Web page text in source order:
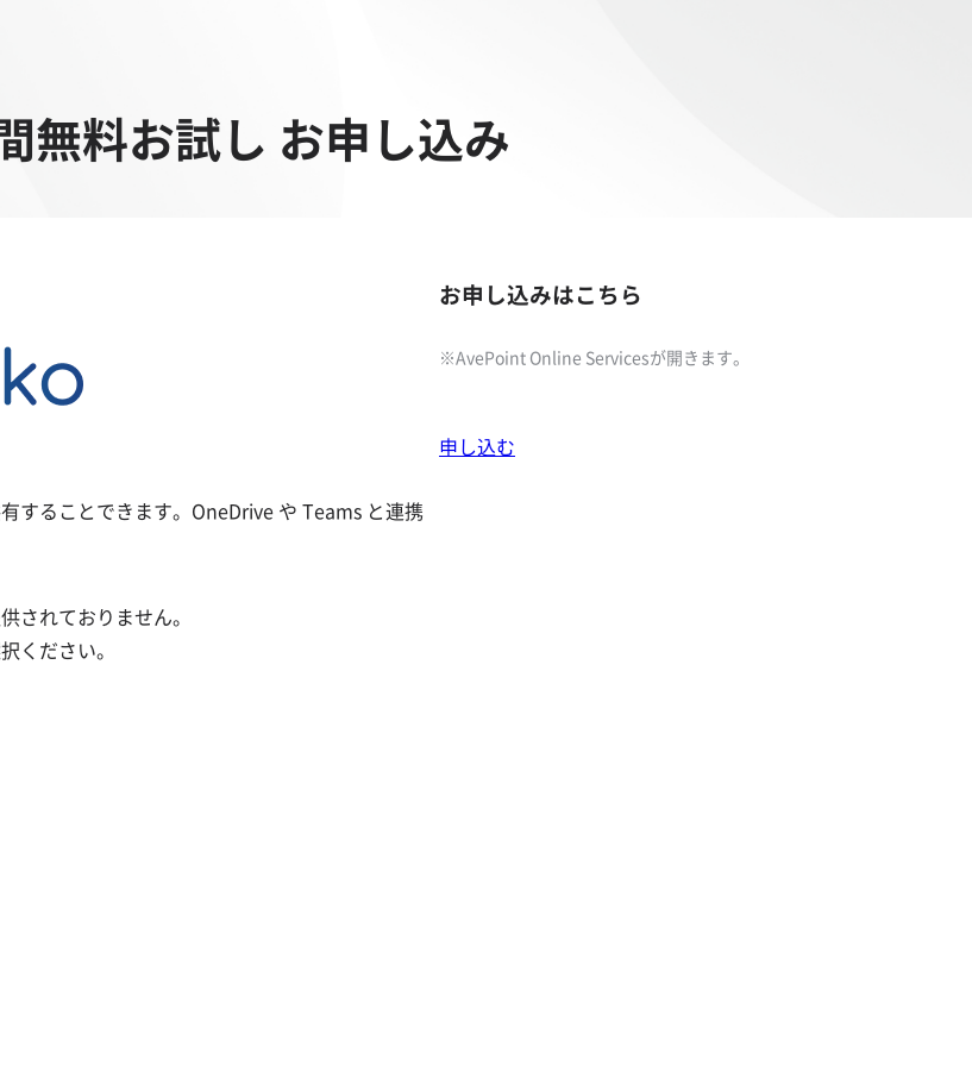
無料お試し お申し込み
することできます。OneDrive や Teams と連携
されておりません。
ください。
お申し込みはこちら
AvePoint Online Servicesが開きます。
申し込む